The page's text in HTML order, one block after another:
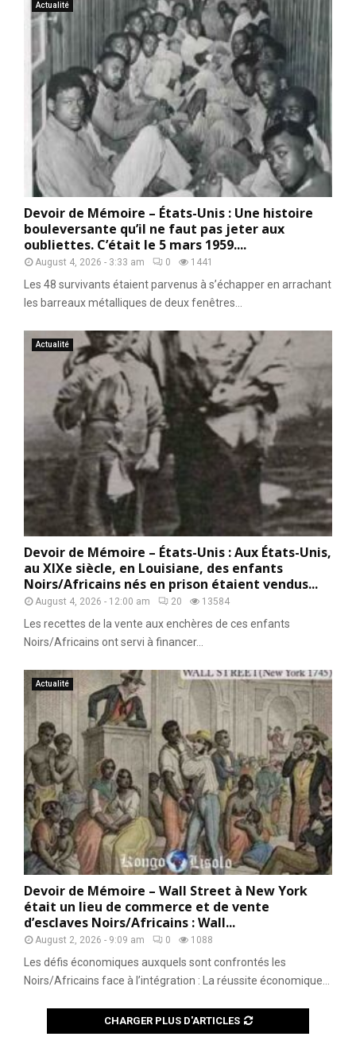
Actualité
Devoir de Mémoire – États-Unis : Une histoire
bouleversante qu’il ne faut pas jeter aux
oubliettes. C’était le 5 mars 1959....
August 4, 2026 - 3:33 am 0 1441
Les 48 survivants étaient parvenus à s’échapper en arrachant
les barreaux métalliques de deux fenêtres...
Actualité
Devoir de Mémoire – États-Unis : Aux États-Unis,
au XIXe siècle, en Louisiane, des enfants
Noirs/Africains nés en prison étaient vendus...
August 4, 2026 - 12:00 am 20 13584
Les recettes de la vente aux enchères de ces enfants
Noirs/Africains ont servi à financer...
Actualité
Devoir de Mémoire – Wall Street à New York
était un lieu de commerce et de vente
d’esclaves Noirs/Africains : Wall...
August 2, 2026 - 9:09 am 0 1088
Les défis économiques auxquels sont confrontés les
Noirs/Africains face à l’intégration : La réussite économique...
CHARGER PLUS D'ARTICLES